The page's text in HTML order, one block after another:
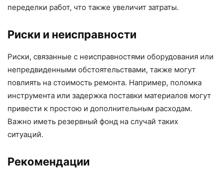
переделки работ, что также увеличит затраты.
Риски и неисправности
Риски, связанные с неисправностями оборудования или
непредвиденными обстоятельствами, также могут
повлиять на стоимость ремонта. Например, поломка
инструмента или задержка поставки материалов могут
привести к простою и дополнительным расходам.
Важно иметь резервный фонд на случай таких
ситуаций.
Рекомендации